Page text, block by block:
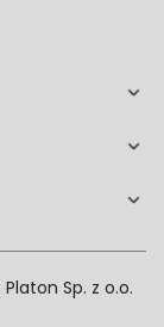
Platon Sp. z o.o.